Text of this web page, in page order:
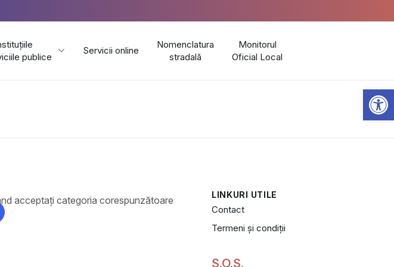
publice
Servicii online
Nomenclatura
stradală
Monitorul
Oficial Local
LINKURI UTILE
Contact
Termeni și condiții
S.O.S.